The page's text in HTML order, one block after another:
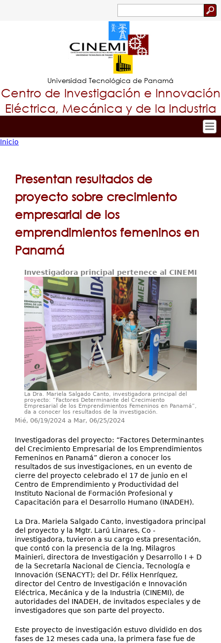
Jump to navigation
Formulario
de
búsqueda
Universidad Tecnológica de Panamá
Centro de Investigación e Innovación
Eléctrica, Mecánica y de la Industria
Tropical
Principal
Investigación y Desarrollo
Proyectos de Investigación
Producción Científica
Servicios
Contáctenos
está
Inicio
Presentan resultados de
proyecto sobre crecimiento
empresarial de los
emprendimientos femeninos en
Panamá
Investigadora principal pertenece al CINEMI
La Dra. Mariela Salgado Canto, investigadora principal del
proyecto: “Factores Determinante del Crecimiento
Empresarial de los Emprendimientos Femeninos en Panamá”,
da a conocer los resultados de la investigación.
Mié, 06/19/2024 a Mar, 06/25/2024
Investigadoras del proyecto: “Factores Determinantes
del Crecimiento Empresarial de los Emprendimientos
Femeninos en Panamá” dieron a conocer los
resultados de sus investigaciones, en un evento de
cierre del proyecto celebrado el 17 de junio en el
Centro de Emprendimiento y Productividad del
Instituto Nacional de Formación Profesional y
Capacitación para el Desarrollo Humano (INADEH).
La Dra. Mariela Salgado Canto, investigadora principal
del proyecto y la Mgtr. Larú Linares, Co -
investigadora, tuvieron a su cargo esta presentación,
que contó con la presencia de la Ing. Milagros
Mainieri, directora de Investigación y Desarrollo I + D
de la Secretaría Nacional de Ciencia, Tecnología e
Innovación (SENACYT); del Dr. Félix Henríquez,
director del Centro de Investigación e Innovación
Eléctrica, Mecánica y de la Industria (CINEMI), de
autoridades del INADEH, de invitados especiales y de
investigadores que son parte del proyecto.
Este proyecto de investigación estuvo dividido en dos
fases de 12 meses cada una, la primera fase fue de